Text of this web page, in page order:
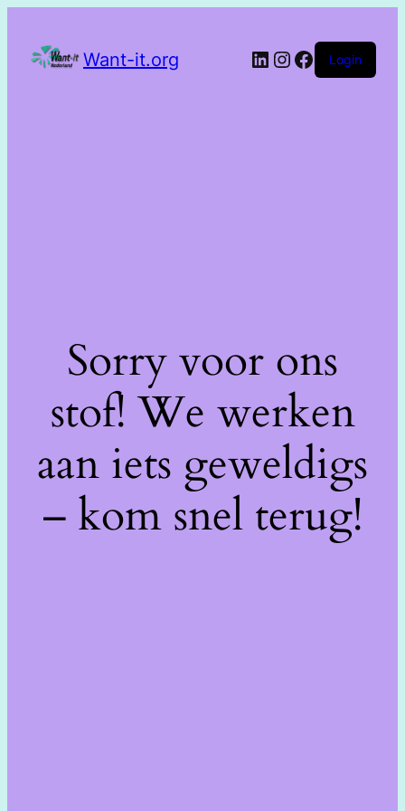
Want-it.org Login
Sorry voor ons
stof! We werken
aan iets geweldigs
– kom snel terug!